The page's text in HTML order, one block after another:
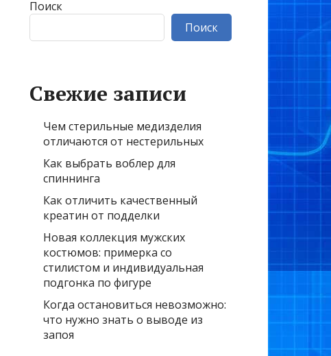
Поиск
Поиск
Свежие записи
Чем стерильные медизделия
отличаются от нестерильных
Как выбрать воблер для
спиннинга
Как отличить качественный
креатин от подделки
Новая коллекция мужских
костюмов: примерка со
стилистом и индивидуальная
подгонка по фигуре
Когда остановиться невозможно:
что нужно знать о выводе из
запоя